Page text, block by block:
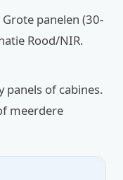
Grote panelen (30-
Rood/NIR.
panels of cabines.
meerdere